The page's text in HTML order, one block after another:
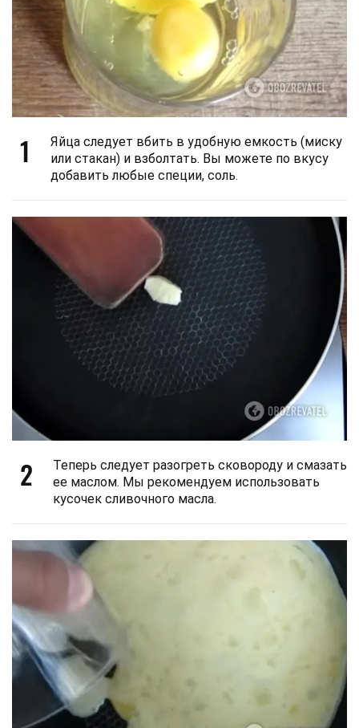
1
Яйца следует вбить в удобную емкость (миску
или стакан) и взболтать. Вы можете по вкусу
добавить любые специи, соль.
2
Теперь следует разогреть сковороду и смазать
ее маслом. Мы рекомендуем использовать
кусочек сливочного масла.